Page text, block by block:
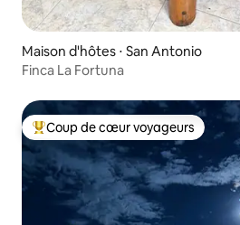
Maison d'hôtes ⋅ San Antonio
Finca La Fortuna
Coups de cœur voyageurs les plus
Coup de cœur voyageurs